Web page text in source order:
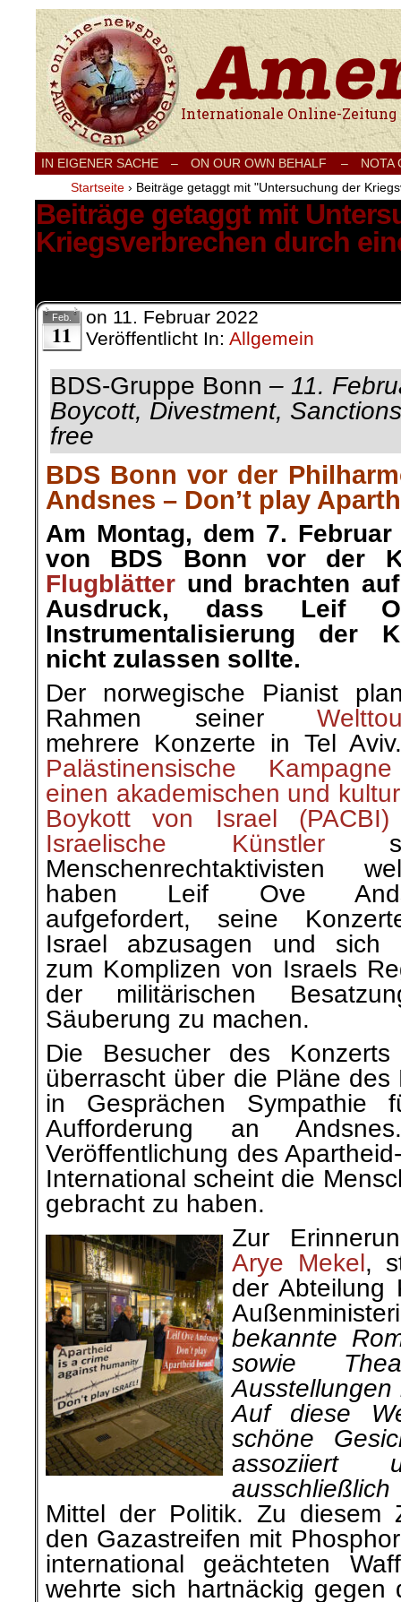
Internationale Onlinezeitung für Frieden,
IN EIGENER SACHE – ON OUR OWN BEHALF –
NOTA
Startseite › Beiträge getaggt mit "Untersuchung der
Beiträge getaggt mit
Kriegsverbrechen durch
Feb.
11
on 11. Februar 2022
Veröffentlicht In: Allgemein
BDS-Gruppe Bonn – 11.
Boycott, Divestment,
free
BDS Bonn vor der
Andsnes – Don’t play
Am Montag, dem 7.
von BDS Bonn vor der
Flugblätter und brachten
Ausdruck, dass Leif
Instrumentalisierung der
nicht zulassen sollte.
Der norwegische Pianist
Rahmen seiner
mehrere Konzerte in Tel
Palästinensische
einen akademischen und
Boykott von Israel (PACBI)
Israelische Künstler
Menschenrechtaktivisten
haben Leif Ove
aufgefordert, seine
Israel abzusagen und sich
zum Komplizen von Israels
der militärischen
Säuberung zu machen.
Die Besucher des Konzerts
überrascht über die Pläne
in Gesprächen Sympathie
Aufforderung an
Veröffentlichung des
International scheint die
gebracht zu haben.
Zur
Arye Mekel,
der Abteilung
bekannte
sowie
Auf diese
schöne
assoziiert
Mittel der Politik. Zu diesem
den Gazastreifen mit
international geächteten
wehrte sich hartnäckig gegen